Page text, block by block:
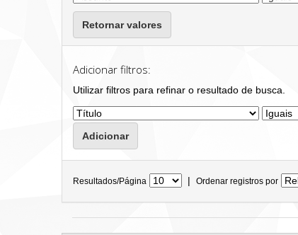
Retornar valores
Adicionar filtros:
Utilizar filtros para refinar o resultado de busca.
Resultados/Página | Ordenar registros por